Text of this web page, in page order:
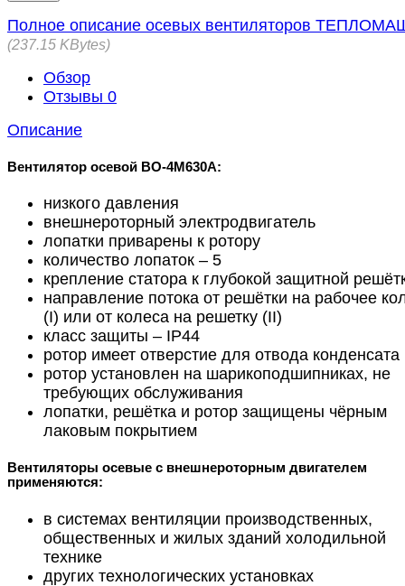
Полное описание осевых вентиляторов
237.15 KBytes
Обзор
Отзывы 0
Описание
Вентилятор осевой ВО-4М630A:
низкого давления
внешнероторный электродвигатель
лопатки приварены к ротору
количество лопаток – 5
крепление статора к глубокой защитной
направление потока от решётки на рабочее
(I) или от колеса на решетку (II)
класс защиты – IP44
ротор имеет отверстие для отвода конденсата
ротор установлен на шарикоподшипниках, не
требующих обслуживания
лопатки, решётка и ротор защищены чёрным
лаковым покрытием
Вентиляторы осевые с внешнероторным двигателем
применяются:
в системах вентиляции производственных,
общественных и жилых зданий холодильной
технике
других технологических установках